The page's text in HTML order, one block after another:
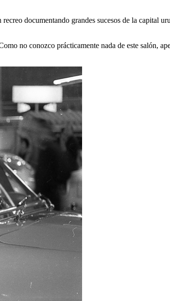
documentando grandes sucesos de la capital
no conozco prácticamente nada de este salón,